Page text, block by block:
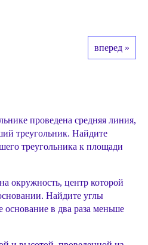
вперед »
проведена средняя линия,
треугольник. Найдите
треугольника к площади
окружность, центр которой
Найдите углы
основание в два раза меньше